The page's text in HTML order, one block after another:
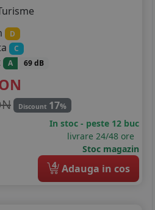
D
C
A 69 dB
Discount 17%
In stoc - peste 12 buc
livrare 24/48 ore
Stoc magazin
4 Adauga in cos